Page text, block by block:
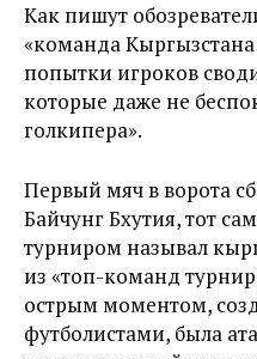
Как пишут
«команда
попытки игроков
которые даже не
голкипера».
Первый мяч в ворота
Байчунг Бхутия, тот
турниром называл
из «топ-команд
острым моментом,
футболистами, была